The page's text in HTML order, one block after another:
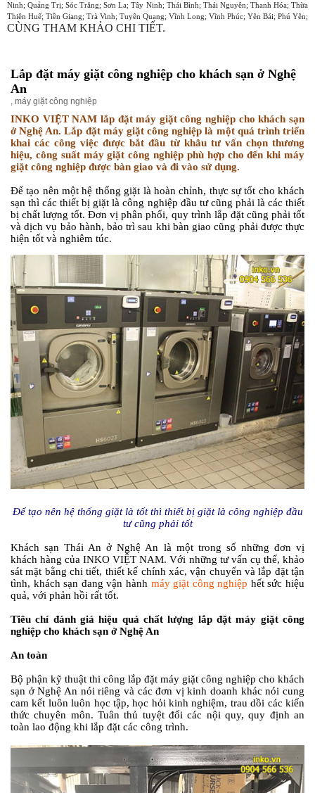
Ninh; Quảng Trị; Sóc Trăng; Sơn La; Tây Ninh; Thái Bình; Thái Nguyên; Thanh Hóa; Thừa
Thiên Huế; Tiền Giang; Trà Vinh; Tuyên Quang; Vĩnh Long; Vĩnh Phúc; Yên Bái; Phú Yên;
CÙNG THAM KHẢO CHI TIẾT.
Lắp đặt máy giặt công nghiệp cho khách sạn ở Nghệ
An
máy giặt công nghiệp
INKO VIỆT NAM lắp đặt máy giặt công nghiệp cho khách sạn
ở Nghệ An. Lắp đặt máy giặt công nghiệp là một quá trình triển
khai các công việc được bắt đầu từ khâu tư vấn chọn thương
hiệu, công suất máy giặt công nghiệp phù hợp cho đến khi máy
giặt công nghiệp được bàn giao và đi vào sử dụng.
Để tạo nên một hệ thống giặt là hoàn chỉnh, thực sự tốt cho khách
sạn thì các thiết bị giặt là công nghiệp đầu tư cũng phải là các thiết
bị chất lượng tốt. Đơn vị phân phối, quy trình lắp đặt cũng phải tốt
và dịch vụ bảo hành, bảo trì sau khi bàn giao cũng phải được thực
hiện tốt và nghiêm túc.
Để tạo nên hệ thống giặt là tốt thì thiết bị giặt là công nghiệp đầu
tư cũng phải tốt
Khách sạn Thái An ở Nghệ An là một trong số những đơn vị
khách hàng của INKO VIỆT NAM. Với những tư vấn cụ thể, khảo
sát mặt bằng chi tiết, thiết kế chính xác, vận chuyển và lắp đặt tận
tình, khách sạn đang vận hành máy giặt công nghiệp hết sức hiệu
quả, với phản hồi rất tốt.
Tiêu chí đánh giá hiệu quả chất lượng lắp đặt máy giặt công
nghiệp cho khách sạn ở Nghệ An
An toàn
Bộ phận kỹ thuật thi công lắp đặt máy giặt công nghiệp cho khách
sạn ở Nghệ An nói riêng và các đơn vị kinh doanh khác nói cung
cam kết luôn luôn học tập, học hỏi kinh nghiệm, trau dồi các kiến
thức chuyên môn. Tuân thủ tuyệt đối các nội quy, quy định an
toàn lao động khi lắp đặt các công trình.